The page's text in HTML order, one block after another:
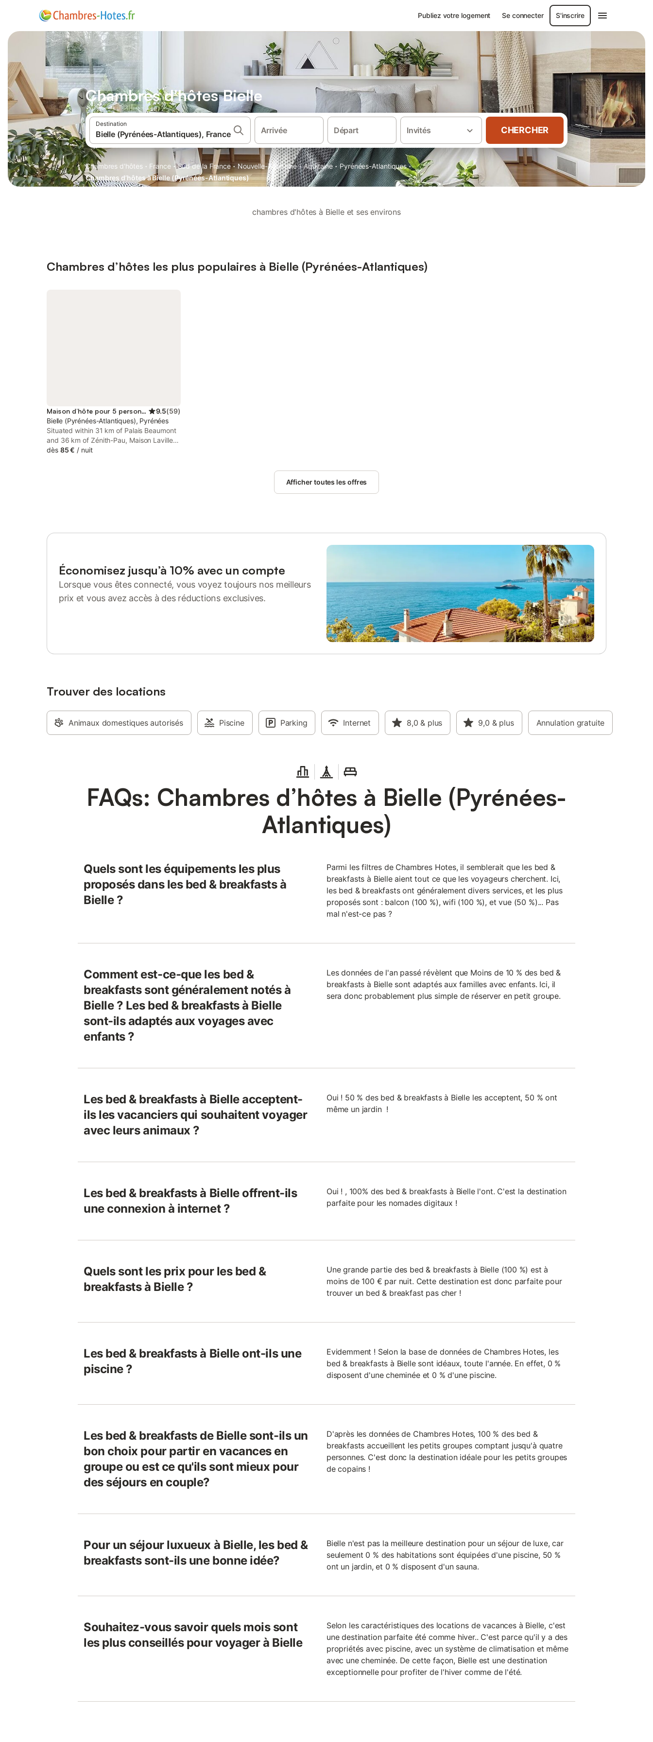
Publiez votre logement Se connecter S'inscrire
Chambres d'hôtes Bielle
Destination
Arrivée Départ Invités CHERCHER
Chambres d'hôtes · France · Sud de la France · Nouvelle-Aquitaine · Aquitaine · Pyrénées-Atlantiques ·
Chambres d’hôtes à Bielle (Pyrénées-Atlantiques)
chambres d'hôtes à Bielle et ses environs
Chambres d’hôtes les plus populaires à Bielle (Pyrénées-Atlantiques)
Maison d’hôte pour 5 personnes 9.5(59)
Bielle (Pyrénées-Atlantiques), Pyrénées
Situated within 31 km of Palais Beaumont
and 36 km of Zénith-Pau, Maison Lavillete
- Chambres d'hôtes en Vallée d'Ossau
dès 85 € / nuit
Afficher toutes les offres
Économisez jusqu’à 10% avec un compte
Lorsque vous êtes connecté, vous voyez toujours nos meilleurs
prix et vous avez accès à des réductions exclusives.
Trouver des locations
Animaux domestiques autorisés Piscine Parking Internet 8,0 & plus 9,0 & plus Annulation gratuite
FAQs: Chambres d’hôtes à Bielle (Pyrénées-
Atlantiques)
Quels sont les équipements les plus
proposés dans les bed & breakfasts à
Bielle ?
Parmi les filtres de Chambres Hotes, il semblerait que les bed &
breakfasts à Bielle aient tout ce que les voyageurs cherchent. Ici,
les bed & breakfasts ont généralement divers services, et les plus
proposés sont : balcon (100 %), wifi (100 %), et vue (50 %)... Pas
mal n'est-ce pas ?
Comment est-ce-que les bed &
breakfasts sont généralement notés à
Bielle ? Les bed & breakfasts à Bielle
sont-ils adaptés aux voyages avec
enfants ?
Les données de l'an passé révèlent que Moins de 10 % des bed &
breakfasts à Bielle sont adaptés aux familles avec enfants. Ici, il
sera donc probablement plus simple de réserver en petit groupe.
Les bed & breakfasts à Bielle acceptent-
ils les vacanciers qui souhaitent voyager
avec leurs animaux ?
Oui ! 50 % des bed & breakfasts à Bielle les acceptent, 50 % ont
même un jardin !
Les bed & breakfasts à Bielle offrent-ils
une connexion à internet ?
Oui ! , 100% des bed & breakfasts à Bielle l'ont. C'est la destination
parfaite pour les nomades digitaux !
Quels sont les prix pour les bed &
breakfasts à Bielle ?
Une grande partie des bed & breakfasts à Bielle (100 %) est à
moins de 100 € par nuit. Cette destination est donc parfaite pour
trouver un bed & breakfast pas cher !
Les bed & breakfasts à Bielle ont-ils une
piscine ?
Evidemment ! Selon la base de données de Chambres Hotes, les
bed & breakfasts à Bielle sont idéaux, toute l'année. En effet, 0 %
disposent d'une cheminée et 0 % d'une piscine.
Les bed & breakfasts de Bielle sont-ils un
bon choix pour partir en vacances en
groupe ou est ce qu'ils sont mieux pour
des séjours en couple?
D'après les données de Chambres Hotes, 100 % des bed &
breakfasts accueillent les petits groupes comptant jusqu'à quatre
personnes. C'est donc la destination idéale pour les petits groupes
de copains !
Pour un séjour luxueux à Bielle, les bed &
breakfasts sont-ils une bonne idée?
Bielle n'est pas la meilleure destination pour un séjour de luxe, car
seulement 0 % des habitations sont équipées d'une piscine, 50 %
ont un jardin, et 0 % disposent d'un sauna.
Souhaitez-vous savoir quels mois sont
les plus conseillés pour voyager à Bielle
Selon les caractéristiques des locations de vacances à Bielle, c'est
une destination parfaite été comme hiver.. C'est parce qu'il y a des
propriétés avec piscine, avec un système de climatisation et même
avec une cheminée. De cette façon, Bielle est une destination
exceptionnelle pour profiter de l'hiver comme de l'été.